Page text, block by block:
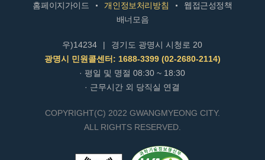
홈페이지가이드 개인정보처리방침
웹접근성정책
배너모음
우)14234 |
경기도 광명시 시청로 20
광명시 민원콜센터: 1688-3399 (02-2680-2114)
· 평일 및 명절 08:30 ~ 18:30
· 근무시간 외 당직실 연결
COPYRIGHT(C) 2022 GWANGMYEONG CITY.
ALL RIGHTS RESERVED.